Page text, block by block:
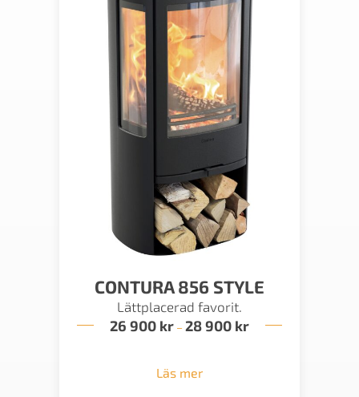
CONTURA 856 STYLE
Lättplacerad favorit.
26 900 kr – 28 900 krPrisintervall:
Läs mer